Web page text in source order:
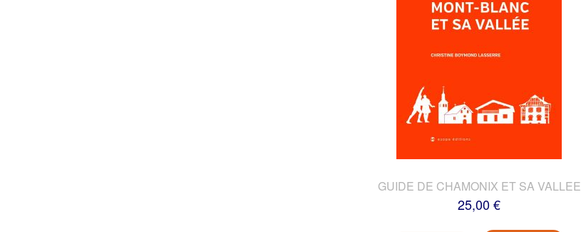
GUIDE DE CHAMONIX ET SA VALLEE
25,00 €